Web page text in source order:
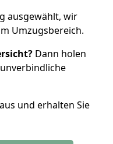
ausgewählt, wir
Umzugsbereich.
Dann holen
und erhalten Sie